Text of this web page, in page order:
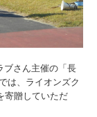
ブさん主催の「長
は、ライオンズク
寄贈していただ